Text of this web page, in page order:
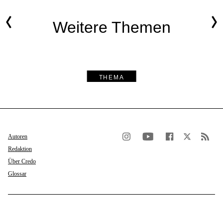
Weitere Themen
THEMA
Autoren
Redaktion
Über Credo
Glossar